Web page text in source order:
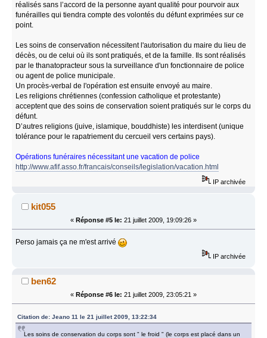
réalisés sans l’accord de la personne ayant qualité pour pourvoir aux
funérailles qui tiendra compte des volontés du défunt exprimées sur ce
point.
Les soins de conservation nécessitent l'autorisation du maire du lieu de
décès, ou de celui où ils sont pratiqués, et de la famille. Ils sont réalisés
par le thanatopracteur sous la surveillance d'un fonctionnaire de police
ou agent de police municipale.
Un procès-verbal de l'opération est ensuite envoyé au maire.
Les religions chrétiennes (confession catholique et protestante)
acceptent que des soins de conservation soient pratiqués sur le corps du
défunt.
D’autres religions (juive, islamique, bouddhiste) les interdisent (unique
tolérance pour le rapatriement du cercueil vers certains pays).
Opérations funéraires nécessitant une vacation de police
http://www.afif.asso.fr/francais/conseils/legislation/vacation.html
IP archivée
kit055
« Réponse #5 le: 21 juillet 2009, 19:09:26 »
Perso jamais ça ne m'est arrivé
IP archivée
ben62
« Réponse #6 le: 21 juillet 2009, 23:05:21 »
Citation de: Jeano 11 le 21 juillet 2009, 13:22:34
Les soins de conservation du corps sont " le froid " (le corps est placé dans un